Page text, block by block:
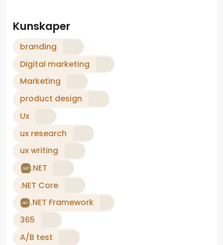
Kunskaper
branding
Digital marketing
Marketing
product design
Ux
ux research
ux writing
.NET
.NET Core
.NET Framework
365
A/B test